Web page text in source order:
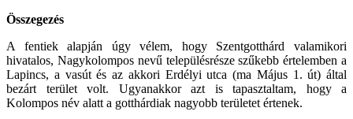
Összegezés
A fentiek alapján úgy vélem, hogy Szentgotthárd valamikori
hivatalos, Nagykolompos nevű településrésze szűkebb értelemben a
Lapincs, a vasút és az akkori Erdélyi utca (ma Május 1. út) által
bezárt terület volt. Ugyanakkor azt is tapasztaltam, hogy a
Kolompos név alatt a gotthárdiak nagyobb területet értenek.